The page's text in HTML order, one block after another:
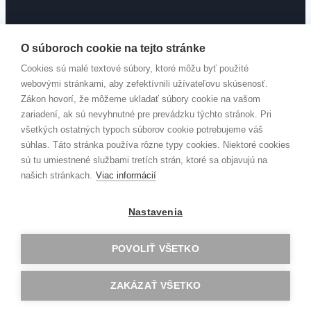
Mierová 5
934 01 Levice
Slovensko
+421 36 631 2631
O súboroch cookie na tejto stránke
Cookies sú malé textové súbory, ktoré môžu byť použité
webovými stránkami, aby zefektívnili užívateľovu skúsenosť.
Zákon hovorí, že môžeme ukladať súbory cookie na vašom
zariadení, ak sú nevyhnutné pre prevádzku týchto stránok. Pri
všetkých ostatných typoch súborov cookie potrebujeme váš
súhlas. Táto stránka používa rôzne typy cookies. Niektoré cookies
sú tu umiestnené službami tretích strán, ktoré sa objavujú na
našich stránkach. Viac informácií
Nastavenia
POVOLIŤ VŠETKO
ZAKÁZAŤ VŠETKO